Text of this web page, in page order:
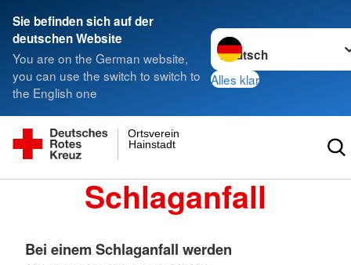
Sie befinden sich auf der
deutschen Website
You are on the German website,
you can use the switch to switch to
the English one
Sprache wechseln zu
Alles klar
Hainstadt
Ortsverein
Schlaganfall
Bei einem Schlaganfall werden